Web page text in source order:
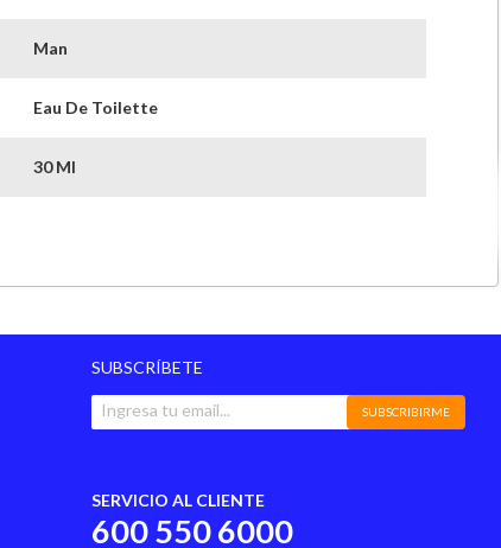
Man
Eau De Toilette
30 Ml
Lavanda/mandarina
Pachulí/madera De Ámbar
Inglaterra
SUBSCRÍBETE
SUBSCRIBIRME
SERVICIO AL CLIENTE
600 550 6000